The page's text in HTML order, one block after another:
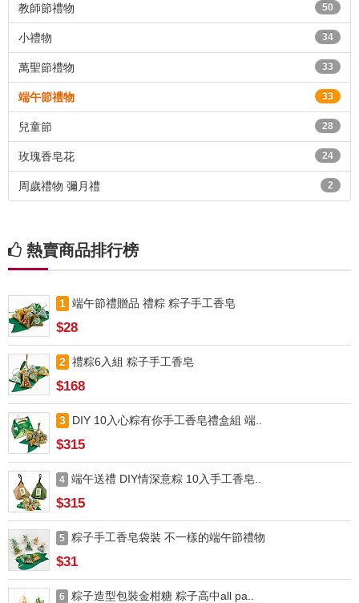
教師節禮物 50
小禮物 34
萬聖節禮物 33
端午節禮物 33
兒童節 28
玫瑰香皂花 24
周歲禮物 彌月禮 2
熱賣商品排行榜
1 端午節禮贈品 禮粽 粽子手工香皂
$28
2 禮粽6入組 粽子手工香皂
$168
3 DIY 10入心粽有你手工香皂禮盒組 端..
$315
4 端午送禮 DIY情深意粽 10入手工香皂..
$315
5 粽子手工香皂袋裝 不一樣的端午節禮物
$31
6 粽子造型包裝金柑糖 粽子高中all pa..